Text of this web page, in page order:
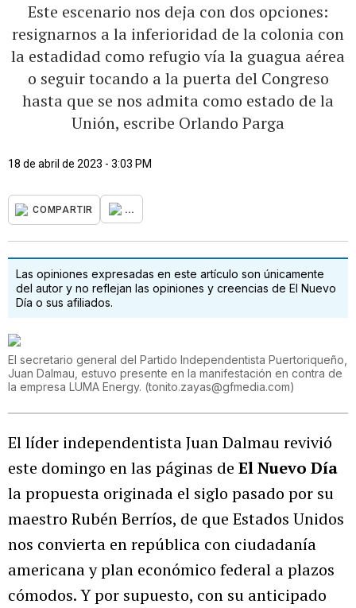
Este escenario nos deja con dos opciones:
resignarnos a la inferioridad de la colonia con
la estadidad como refugio vía la guagua aérea
o seguir tocando a la puerta del Congreso
hasta que se nos admita como estado de la
Unión, escribe Orlando Parga
18 de abril de 2023 - 3:03 PM
COMPARTIR ...
Las opiniones expresadas en este artículo son únicamente
del autor y no reflejan las opiniones y creencias de El Nuevo
Día o sus afiliados.
El secretario general del Partido Independentista Puertoriqueño,
Juan Dalmau, estuvo presente en la manifestación en contra de
la empresa LUMA Energy. (tonito.zayas@gfmedia.com)
El líder independentista Juan Dalmau revivió
este domingo en las páginas de El Nuevo Día
la propuesta originada el siglo pasado por su
maestro Rubén Berríos, de que Estados Unidos
nos convierta en república con ciudadanía
americana y plan económico federal a plazos
cómodos. Y por supuesto, con su anticipado